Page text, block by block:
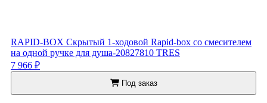
RAPID-BOX Скрытый 1-ходовой Rapid-box со смесителем
на одной ручке для душа-20827810 TRES
7 966 ₽
Под заказ